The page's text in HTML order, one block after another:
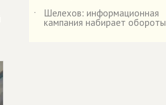
˙
Шелехов: информационная
кампания набирает обороты